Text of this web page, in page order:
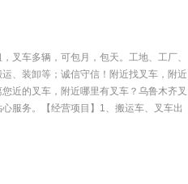
叉车多辆，可包月，包天。工地、工厂、
、装卸等；诚信守信！附近找叉车，附近
近的叉车，附近哪里有叉车？乌鲁木齐叉
服务。【经营项目】1、搬运车、叉车出